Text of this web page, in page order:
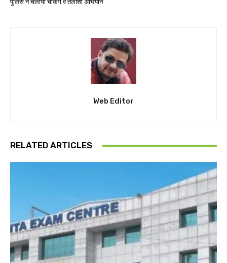
पुलिस ने चलाया चेकिंग व तलाशी अभियान
Web Editor
RELATED ARTICLES